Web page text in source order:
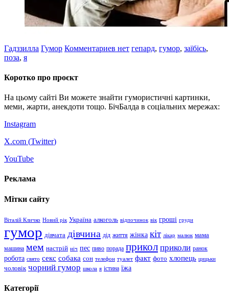
Гадззилла Гумор Комментариев нет гепард, гумор, заїбісь,
поза, я
Коротко про проєкт
На цьому сайті Ви можете знайти гумористичні картинки,
меми, жарти, анекдоти тощо. БічБалда в соціальних мережах:
Instagram
X.com (Twitter)
YouTube
Реклама
Мітки сайту
Віталій Кличко Новий рік Україна алкоголь відпочинок вік гроші груди
гумор дівчата дівчина дід життя жінка кіт лікар малюк мама
машина мем настрій ніч пес пиво порада прикол приколи ранок
робота свято секс собака сон телефон туалет факт фото хлопець цицьки
чоловік чорний гумор школа я істина їжа
Категорії